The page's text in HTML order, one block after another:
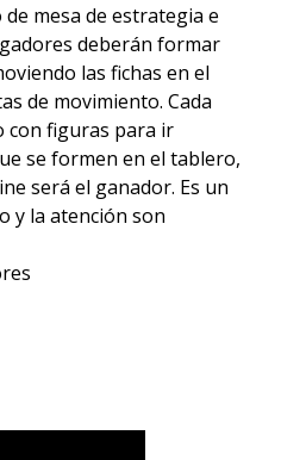
mesa de estrategia e
deberán formar
las fichas en el
de movimiento. Cada
con figuras para ir
se formen en el tablero,
será el ganador. Es un
y la atención son